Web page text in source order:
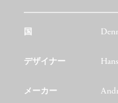
国
デザイナー
メーカー